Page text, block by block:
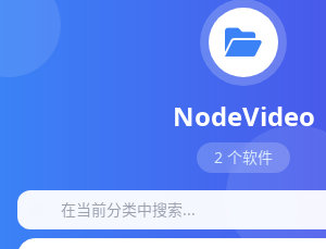
NodeVideo
2 个软件